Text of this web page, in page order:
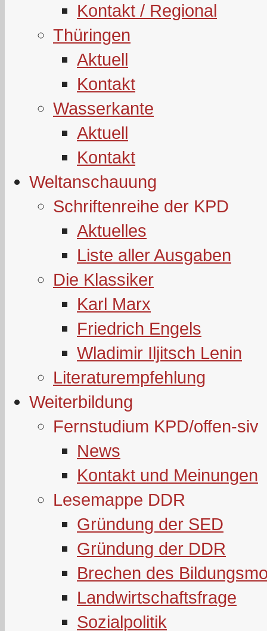
Kontakt / Regional
Thüringen
Aktuell
Kontakt
Wasserkante
Aktuell
Kontakt
Weltanschauung
Schriftenreihe der KPD
Aktuelles
Liste aller Ausgaben
Die Klassiker
Karl Marx
Friedrich Engels
Wladimir Iljitsch Lenin
Literaturempfehlung
Weiterbildung
Fernstudium KPD/offen-siv
News
Kontakt und Meinungen
Lesemappe DDR
Gründung der SED
Gründung der DDR
Brechen des
Landwirtschaftsfrage
Sozialpolitik